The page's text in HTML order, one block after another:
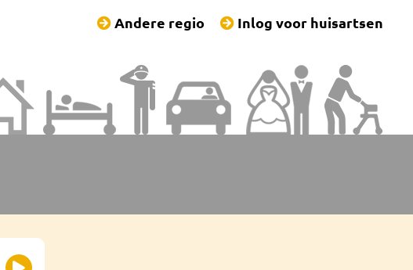
Andere regio Inlog voor huisartsen